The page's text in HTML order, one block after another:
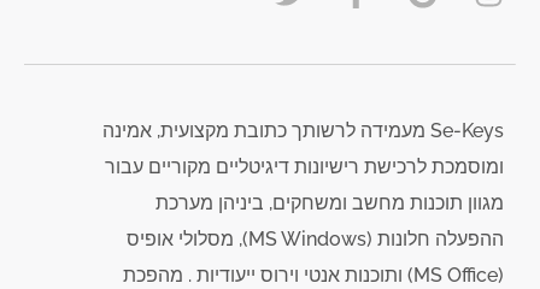
Se-Keys מעמידה לרשותך כתובת מקצועית, אמינה
ומוסמכת לרכישת רישיונות דיגיטליים מקוריים עבור
מגוון תוכנות מחשב ומשחקים, ביניהן מערכת
ההפעלה חלונות (MS Windows), מסלולי אופיס
(MS Office) ותוכנות אנטי וירוס ייעודיות . מהפכת